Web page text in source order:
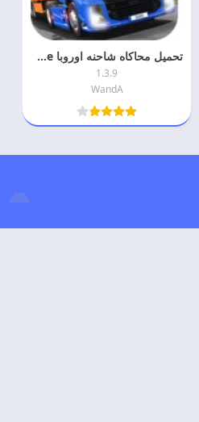
تحميل محاكاه شاحنه اوروبا Truck Simulator: Europe مهكره اخر اصدار
1.3.9
WandA